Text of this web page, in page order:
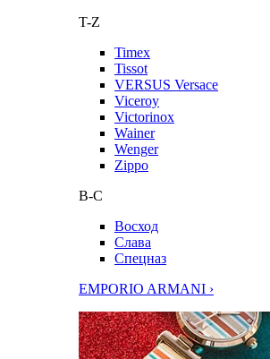
T-Z
Timex
Tissot
VERSUS Versace
Viceroy
Victorinox
Wainer
Wenger
Zippo
В-С
Восход
Слава
Спецназ
EMPORIO ARMANI ›